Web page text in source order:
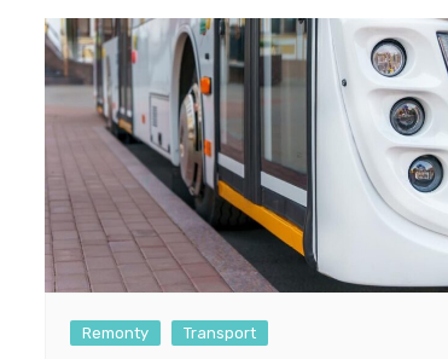
Remonty Transport